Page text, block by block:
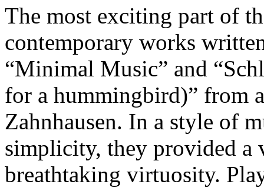
The most exciting part of
contemporary works
“Minimal Music” and
for a hummingbird)” from
Zahnhausen. In a style of
simplicity, they provided a
breathtaking virtuosity.